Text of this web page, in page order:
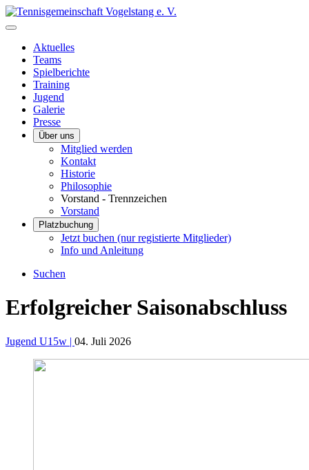
Aktuelles
Teams
Spielberichte
Training
Jugend
Galerie
Presse
Über uns
Mitglied werden
Kontakt
Historie
Philosophie
Vorstand - Trennzeichen
Vorstand
Platzbuchung
Jetzt buchen (nur registierte Mitglieder)
Info und Anleitung
Suchen
Erfolgreicher Saisonabschluss
Jugend U15w | 04. Juli 2026